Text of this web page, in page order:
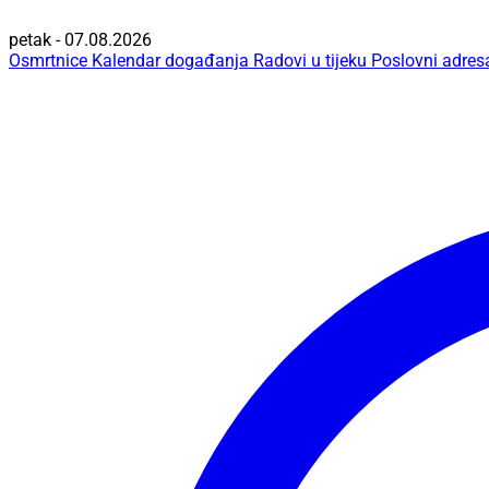
petak - 07.08.2026
Osmrtnice Kalendar događanja Radovi u tijeku Poslovni